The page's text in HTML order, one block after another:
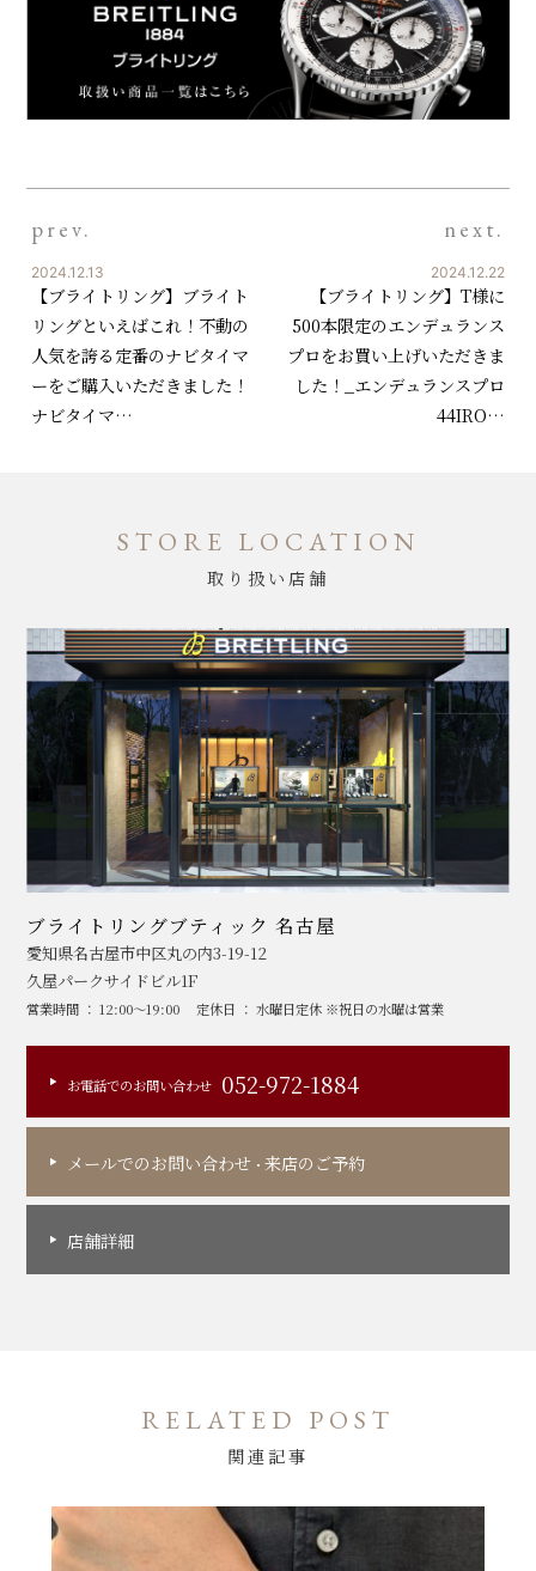
prev.
2024.12.13
【ブライトリング】ブライト
リングといえばこれ！不動の
人気を誇る定番のナビタイマ
ーをご購入いただきました！
ナビタイマ…
next.
2024.12.22
【ブライトリング】T様に
500本限定のエンデュランス
プロをお買い上げいただきま
した！_エンデュランスプロ
44IRO…
STORE LOCATION
取り扱い店舗
ブライトリングブティック 名古屋
愛知県名古屋市中区丸の内3-19-12
久屋パークサイドビル1F
営業時間 ： 12:00～19:00 定休日 ： 水曜日定休 ※祝日の水曜は営業
お電話でのお問い合わせ 052-972-1884
メールでのお問い合わせ ・来店のご予約
店舗詳細
RELATED POST
関連記事